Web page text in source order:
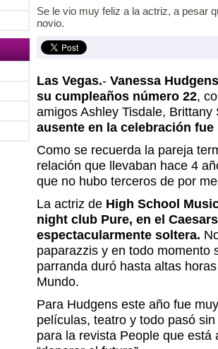
Se le vio muy feliz a la actriz, a pesar
novio.
Las Vegas.- Vanessa
su cumpleaños número 22,
amigos Ashley Tisdale,
ausente en la celebración fue
Como se recuerda la pareja
relación que llevaban hace 4
que no hubo terceros de por
La actriz de High School
night club Pure, en el
espectacularmente soltera.
paparazzis y en todo momento
parranda duró hasta altas
Mundo.
Para Hudgens este año fue
películas, teatro y todo pasó
para la revista People que